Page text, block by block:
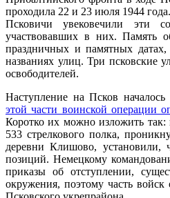
проходила 22 и 23 июля 1944 года.
Псковичи увековечили эти
участвовавших в них. Память
праздничных и памятных
названиях улиц. Три псковские
освободителей.
Наступление на Псков
этой части воинской операции
Коротко их можно изложить так:
533 стрелкового полка,
деревни Клишово, установили,
позиций. Немецкому
приказы об отступлении,
окружения, поэтому часть